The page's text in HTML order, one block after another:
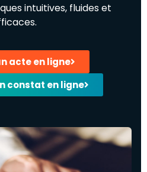
intuitives, fluides et
acte en ligne
constat en ligne